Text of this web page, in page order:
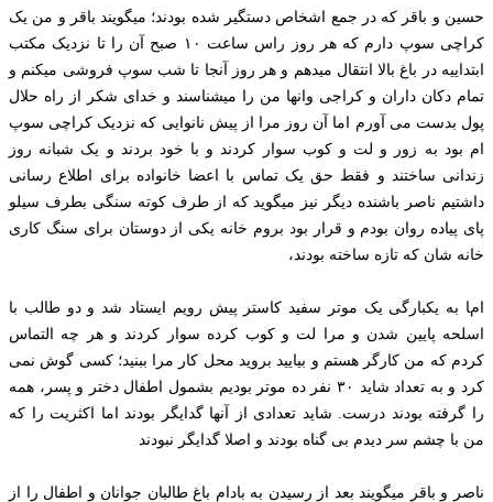
حسین و باقر که در جمع اشخاص دستگیر شده بودند؛ میگویند باقر و من یک
کراچی سوپ دارم که هر روز راس ساعت ۱۰ صبح آن را تا نزدیک مکتب
ابتداییه در باغ بالا انتقال میدهم و هر روز آنجا تا شب سوپ فروشی میکنم و
تمام دکان داران و کراجی وانها من را میشناسند و خدای شکر از راه حلال
پول بدست می آورم اما آن روز مرا از پیش نانوایی که نزدیک کراچی سوپ
ام بود به زور و لت و کوب سوار کردند و با خود بردند و یک شبانه روز
زندانی ساختند و فقط حق یک تماس با اعضا خانواده برای اطلاع رسانی
داشتیم ناصر باشنده دیگر نیز میگوید که از طرف کوته سنگی بطرف سیلو
پای پیاده روان بودم و قرار بود بروم خانه یکی از دوستان برای سنگ کاری
خانه شان که تازه ساخته بودند،
اما به یکبارگی یک موتر سفید کاستر پیش رویم ایستاد شد و دو طالب با
اسلحه پایین شدن و مرا لت و کوب کرده سوار کردند و هر چه التماس
کردم که من کارگر هستم و بیایید بروید محل کار مرا ببنید؛ کسی گوش نمی
کرد و به تعداد شاید ۳۰ نفر ده موتر بودیم بشمول اطفال دختر و پسر، همه
را گرفته بودند درست. شاید تعدادی از آنها گدایگر بودند اما اکثریت را که
من با چشم سر دیدم بی گناه بودند و اصلا گدایگر نبودند
ناصر و باقر میگویند بعد از رسیدن به بادام باغ طالبان جوانان و اطفال را از